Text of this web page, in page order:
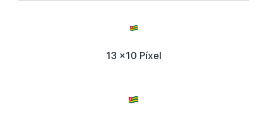
13 x10 Píxel